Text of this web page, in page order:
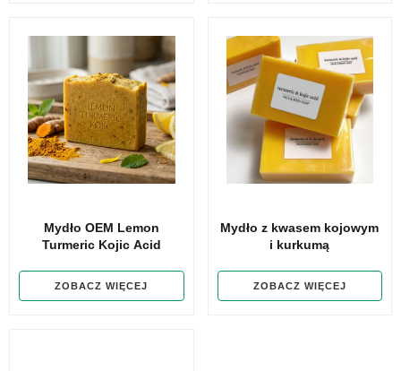
Mydło OEM Lemon
Turmeric Kojic Acid
ZOBACZ WIĘCEJ
Mydło z kwasem kojowym
i kurkumą
ZOBACZ WIĘCEJ